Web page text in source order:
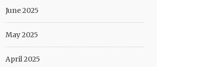
June 2025
May 2025
April 2025